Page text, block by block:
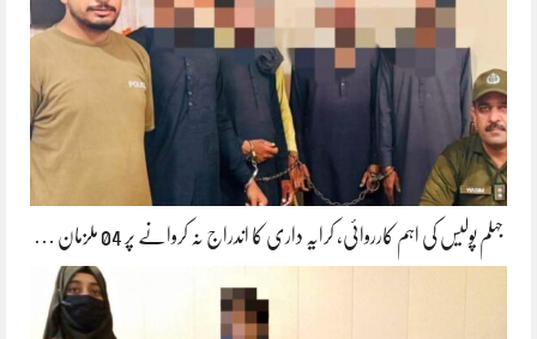
جہلم پولیس کی اہم کارروائی، کرایہ داری کا اندراج نہ کروانے پر 04 ملزمان …